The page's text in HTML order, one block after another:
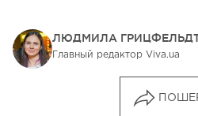
ЛЮДМИЛА
Главный редактор Viva.ua